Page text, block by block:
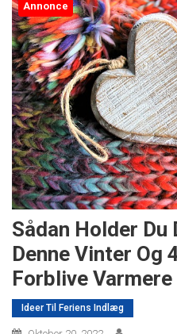
Annonce
Sådan Holder Du
Denne Vinter Og
Forblive Varmere
Ideer Til Feriens Indlæg